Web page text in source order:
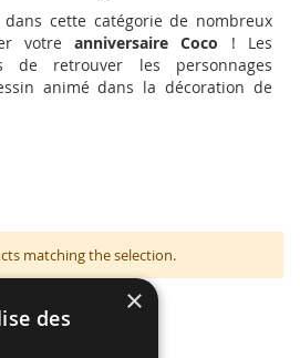
cette catégorie de nombreux
votreanniversaire Coco ! Les
de retrouver les personnages
animé dans la décoration de
matching the selection.
×
des